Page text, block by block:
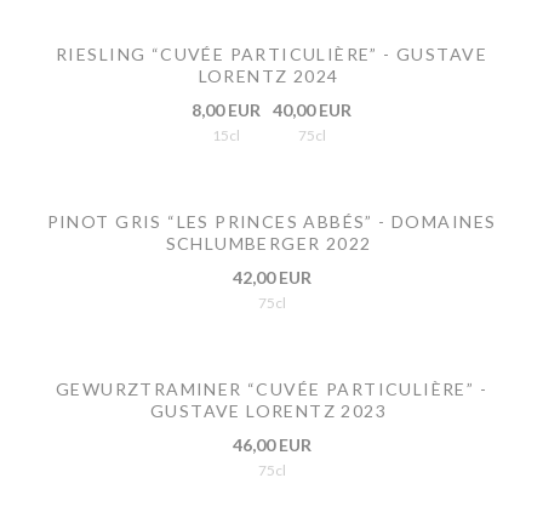
RIESLING “CUVÉE PARTICULIÈRE” - GUSTAVE
LORENTZ 2024
8,00 EUR
15cl
40,00 EUR
75cl
PINOT GRIS “LES PRINCES ABBÉS” - DOMAINES
SCHLUMBERGER 2022
42,00 EUR
75cl
GEWURZTRAMINER “CUVÉE PARTICULIÈRE” -
GUSTAVE LORENTZ 2023
46,00 EUR
75cl